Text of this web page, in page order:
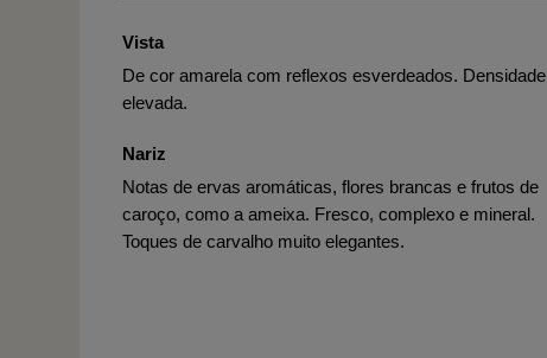
Vista
De cor amarela com reflexos esverdeados. Densidade
elevada.
Nariz
Notas de ervas aromáticas, flores brancas e frutos de
caroço, como a ameixa. Fresco, complexo e mineral.
Toques de carvalho muito elegantes.